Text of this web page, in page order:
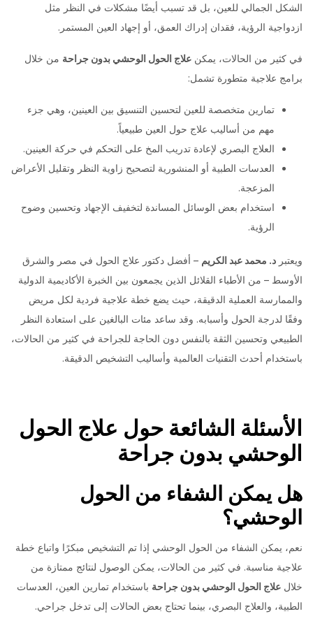
الشكل الجمالي للعين، بل قد تسبب أيضًا مشكلات في النظر مثل
ازدواجية الرؤية، فقدان إدراك العمق، أو إجهاد العين المستمر.
في كثير من الحالات، يمكن علاج الحول الوحشي بدون جراحةمن خلال
برامج علاجية متطورة تشمل:
تمارين متخصصة للعين لتحسين التنسيق بين العينين، وهي جزء
مهم من أساليب علاج حول العين طبيعياً.
العلاج البصري لإعادة تدريب المخ على التحكم في حركة العينين.
العدسات الطبية أو المنشورية لتصحيح زاوية النظر وتقليل الأعراض
المزعجة.
استخدام بعض الوسائل المساندة لتخفيف الإجهاد وتحسين وضوح
الرؤية.
ويعتبر د. محمد عبد الكريم– أفضل دكتور علاج الحول في مصر والشرق
الأوسط – من الأطباء القلائل الذين يجمعون بين الخبرة الأكاديمية الدولية
والممارسة العملية الدقيقة، حيث يضع خطة علاجية فردية لكل مريض
وفقًا لدرجة الحول وأسبابه. وقد ساعد مئات البالغين على استعادة النظر
الطبيعي وتحسين الثقة بالنفس دون الحاجة للجراحة في كثير من الحالات،
باستخدام أحدث التقنيات العالمية وأساليب التشخيص الدقيقة.
الأسئلة الشائعة حول علاج الحول
الوحشي بدون جراحة
هل يمكن الشفاء من الحول
الوحشي؟
نعم، يمكن الشفاء من الحول الوحشي إذا تم التشخيص مبكرًا واتباع خطة
علاجية مناسبة. في كثير من الحالات، يمكن الوصول لنتائج ممتازة من
خلال علاج الحول الوحشي بدون جراحةباستخدام تمارين العين، العدسات
الطبية، والعلاج البصري، بينما تحتاج بعض الحالات إلى تدخل جراحي.